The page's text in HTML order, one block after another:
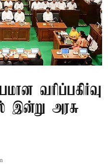
வரிப்பகிர்வு
இன்று அரசு